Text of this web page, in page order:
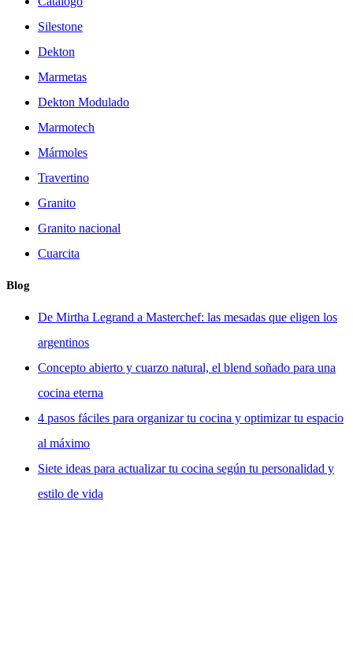
Silestone
Dekton
Marmetas
Dekton Modulado
Marmotech
Mármoles
Travertino
Granito
Granito nacional
Cuarcita
Blog
De Mirtha Legrand a Masterchef: las mesadas que eligen los
argentinos
Concepto abierto y cuarzo natural, el blend soñado para una
cocina eterna
4 pasos fáciles para organizar tu cocina y optimizar tu espacio
al máximo
Siete ideas para actualizar tu cocina según tu personalidad y
estilo de vida